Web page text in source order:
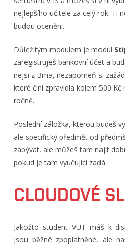
nejlepšího učitele za celý rok. Ti
budou oceněni.
Důležitým modulem je modul
zaregistruješ bankovní účet a
nejsi z Brna, nezapomeň si
které činí zpravidla kolem 500
ročně.
Poslední záložka, kterou budeš
ale specifický předmět od
zabývat, ale můžeš tam najít
pokud je tam vyučující zadá.
CLOUDOVÉ
Jakožto student VUT máš k
jsou běžné zpoplatněné, ale